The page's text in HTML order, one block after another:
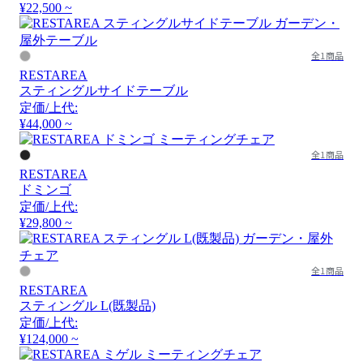
¥22,500 ~
全1商品
RESTAREA
スティングルサイドテーブル
定価/上代:
¥44,000 ~
全1商品
RESTAREA
ドミンゴ
定価/上代:
¥29,800 ~
全1商品
RESTAREA
スティングル L(既製品)
定価/上代:
¥124,000 ~